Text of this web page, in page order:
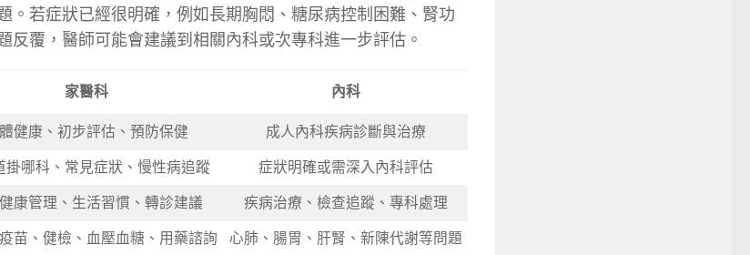
。若症狀已經很明確，例如長期胸悶、糖尿病控制困難、腎功
反覆，醫師可能會建議到相關內科或次專科進一步評估。
家醫科 內科
健康、初步評估、預防保健 成人內科疾病診斷與治療
掛哪科、常見症狀、慢性病追蹤 症狀明確或需深入內科評估
康管理、生活習慣、轉診建議 疾病治療、檢查追蹤、專科處理
苗、健檢、血壓血糖、用藥諮詢 心肺、腸胃、肝腎、新陳代謝等問題